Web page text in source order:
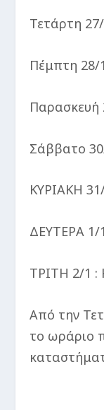
Τετάρτη
Πέμπτη 28/
Παρασκευή
Σάββατο
ΚΥΡΙΑΚΗ
ΔΕΥΤΕΡΑ 1/
ΤΡΙΤΗ 2/1 :
Από την
το ωράριο